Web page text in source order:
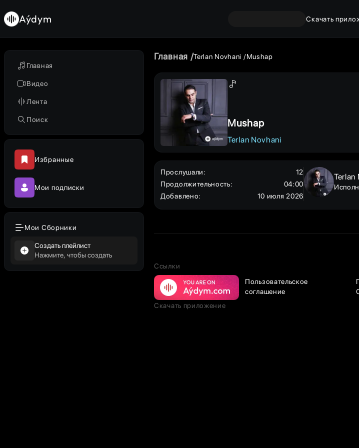
Главная
Видео
Лента
Поиск
Избранные
Мои подписки
Мои Сборники
Создать плейлист
Нажмите, чтобы создать
Aýdym Скачать
Главная Terlan Novhani Mushap
Mushap
Terlan Novhani
Прослушали:
12
Продолжительность:
04:00
Добавлено: 10 июля 2026
Terlan
Ссылки
Пользовательское
соглашение
Скачать приложение